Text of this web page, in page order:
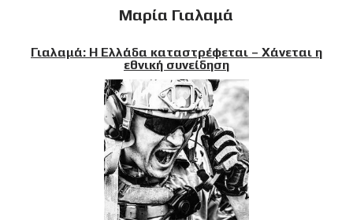
Μαρία Γιαλαμά
Γιαλαμά: Η Ελλάδα καταστρέφεται – Χάνεται η
εθνική συνείδηση